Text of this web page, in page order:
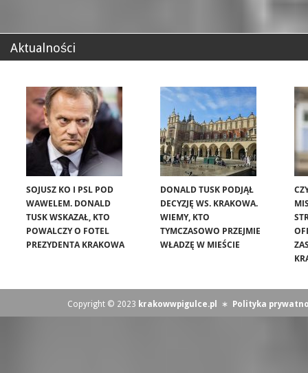
Aktualności
SOJUSZ KO I PSL POD
WAWELEM. DONALD
TUSK WSKAZAŁ, KTO
POWALCZY O FOTEL
PREZYDENTA KRAKOWA
DONALD TUSK PODJĄŁ
DECYZJĘ WS. KRAKOWA.
WIEMY, KTO
TYMCZASOWO PRZEJMIE
WŁADZĘ W MIEŚCIE
Copyright © 2023 krakowwpigulce.pl ∗ Polityka